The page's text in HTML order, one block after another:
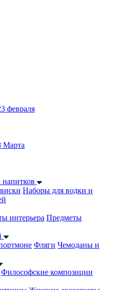
февраля
Марта
напитков
Наборы для водки и
интерьера Предметы
Фляги Чемоданы и
Философские композиции